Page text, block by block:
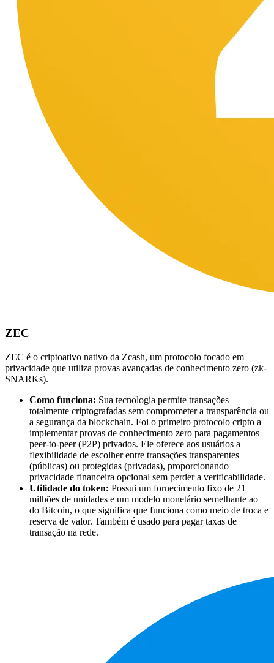
ZEC
ZEC é o criptoativo nativo da Zcash, um protocolo focado em
privacidade que utiliza provas avançadas de conhecimento zero (zk-
SNARKs).
Como funciona: Sua tecnologia permite transações
totalmente criptografadas sem comprometer a transparência ou
a segurança da blockchain. Foi o primeiro protocolo cripto a
implementar provas de conhecimento zero para pagamentos
peer-to-peer (P2P) privados. Ele oferece aos usuários a
flexibilidade de escolher entre transações transparentes
(públicas) ou protegidas (privadas), proporcionando
privacidade financeira opcional sem perder a verificabilidade.
Utilidade do token: Possui um fornecimento fixo de 21
milhões de unidades e um modelo monetário semelhante ao
do Bitcoin, o que significa que funciona como meio de troca e
reserva de valor. Também é usado para pagar taxas de
transação na rede.